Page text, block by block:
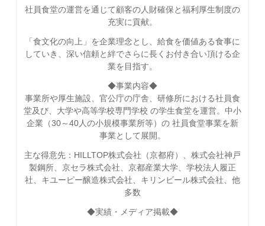
社員食堂の運営を通じて顧客の人財確保と福利厚生制度の
充実に貢献。
「食文化の向上」を企業理念とし、給食を価値ある食事に
していき、深い信頼と絆でさらに長くお付き合い頂ける企
業を目指す。
◆事業内容◆
事業所や厚生施設、官公庁の庁舎、研修所における社員食
堂及び、大学や高等学校専門学校 の学生食堂を運営。中小
企業（30～40人の小規模事業所等）の 社員食堂事業を新
事業として展開。
主な得意先：HILLTOP株式会社（京都府）、株式会社神戸
製鋼所、京セラ株式会社、京都産業大学、学校法人履正
社、キユーピー醸造株式会社、キリンビール株式会社、他
多数
◆実績・メディア掲載◆